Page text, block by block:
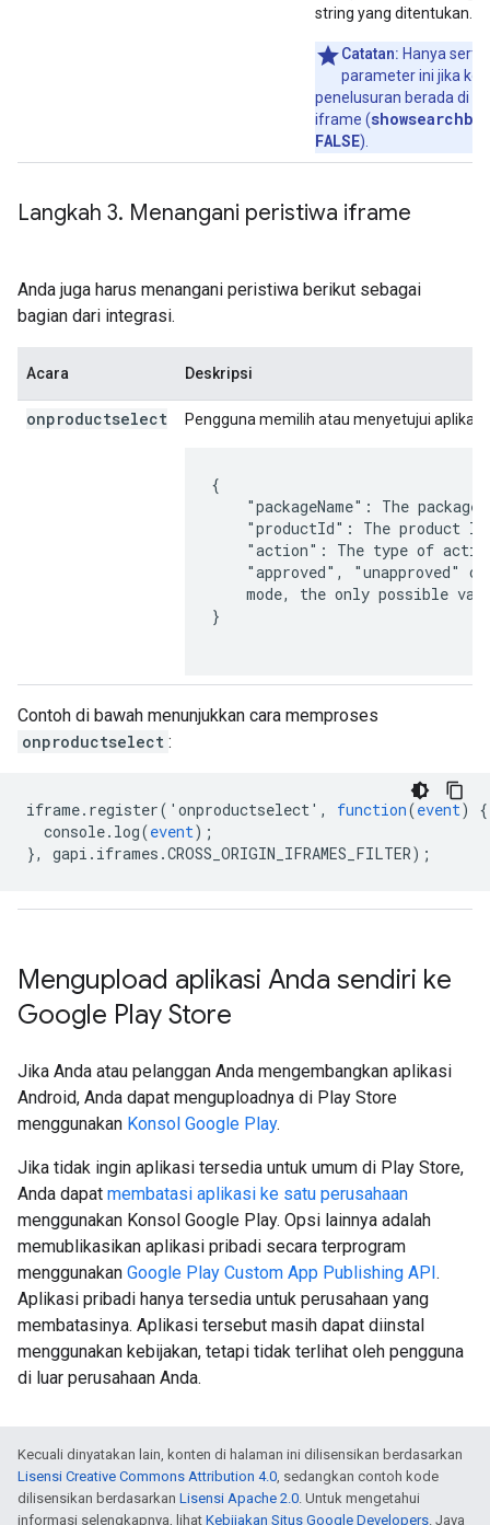
string yang ditentukan.
Catatan: Hanya
parameter ini jika
penelusuran berada di
iframe (
FALSE).
Langkah 3. Menangani peristiwa iframe
Anda juga harus menangani peristiwa berikut sebagai
bagian dari integrasi.
Acara Deskripsi
onproductselect Pengguna memilih atau menyetujui
{
"packageName": The package
"productId": The product
"action": The type of
"approved", "unapproved"
mode, the only possible
}
Contoh di bawah menunjukkan cara memproses
onproductselect :
iframe. register(' onproductselect', function(event)
{
console. log(event);
},
gapi . iframes .CROSS_ORIGIN_IFRAMES_FILTER);
Mengupload aplikasi Anda sendiri ke
Google Play Store
Jika Anda atau pelanggan Anda mengembangkan aplikasi
Android, Anda dapat menguploadnya di Play Store
menggunakan Konsol Google Play.
Jika tidak ingin aplikasi tersedia untuk umum di Play Store,
Anda dapat membatasi aplikasi ke satu perusahaan
menggunakan Konsol Google Play. Opsi lainnya adalah
memublikasikan aplikasi pribadi secara terprogram
menggunakan Google Play Custom App Publishing API .
Aplikasi pribadi hanya tersedia untuk perusahaan yang
membatasinya. Aplikasi tersebut masih dapat diinstal
menggunakan kebijakan, tetapi tidak terlihat oleh pengguna
di luar perusahaan Anda.
Kecuali dinyatakan lain, konten di halaman ini dilisensikan berdasarkan
Lisensi Creative Commons Attribution 4.0, sedangkan contoh kode
dilisensikan berdasarkan Lisensi Apache 2.0. Untuk mengetahui
informasi selengkapnya, lihat Kebijakan Situs Google Developers. Java